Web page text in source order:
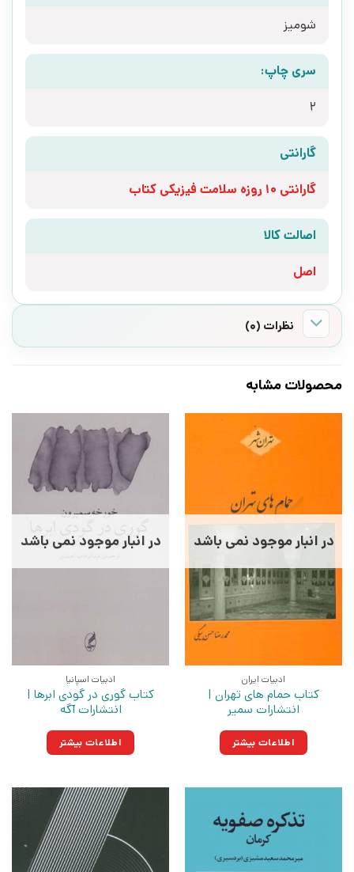
شومیز
سری چاپ:
2
گارانتی
گارانتی 10 روزه سلامت فیزیکی کتاب
اصالت کالا
اصل
نظرات (0)
محصولات مشابه
در انبار موجود نمی باشد
ادبیات ایران
کتاب حمام های تهران |
انتشارات سمیر
اطلاعات بیشتر
در انبار موجود نمی باشد
ادبیات اسپانیا
کتاب گوری در گودی ابرها |
انتشارات آگه
اطلاعات بیشتر